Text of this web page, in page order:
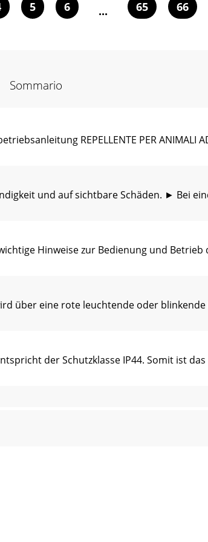
5 6 ... 65 66
Sommario
REPELLENTE PER ANIMALI
und auf sichtbare Schäden. ► Bei
Hinweise zur Bedienung und Betrieb
über eine rote leuchtende oder
der Schutzklasse IP44. Somit ist